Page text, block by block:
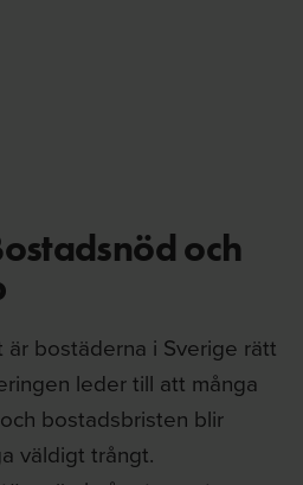
och
bostäderna i Sverige rätt
leder till att många
bostadsbristen blir
väldigt trångt.